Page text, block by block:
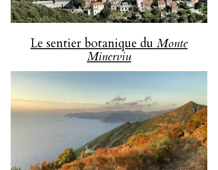
Le sentier botanique du Monte
Minerviu